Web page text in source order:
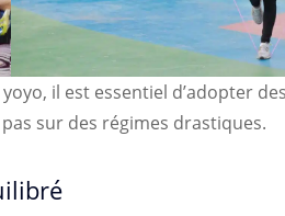
il est essentiel d’adopter
sur des régimes drastiques.